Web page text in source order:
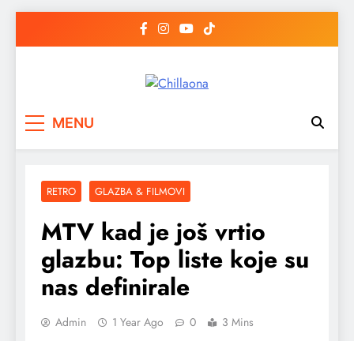
MENU
RETRO GLAZBA & FILMOVI
MTV kad je još vrtio
glazbu: Top liste koje su
nas definirale
Admin 1 Year Ago 0 3 Mins